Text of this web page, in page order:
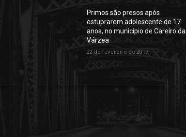
Primos são presos após
estuprarem adolescente de 17
anos, no município de Careiro da
Várzea
22 de fevereiro de 2017